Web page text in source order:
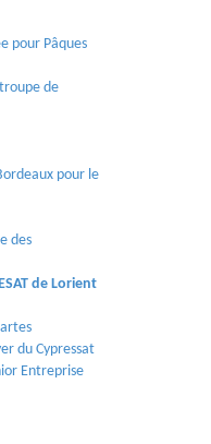
pour Pâques
de
pour le
des
de Lorient
du Cypressat
Entreprise